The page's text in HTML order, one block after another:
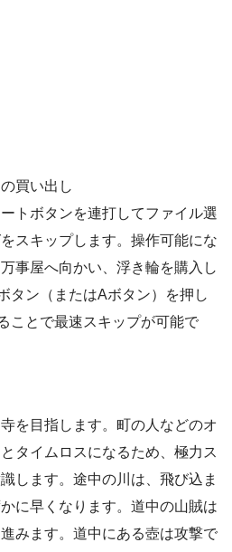
買い出し
トボタンを連打してファイル選
スキップします。操作可能にな
事屋へ向かい、浮き輪を購入し
タン（またはAボタン）を押し
ことで最速スキップが可能で
を目指します。町の人などのオ
タイムロスになるため、極力ス
します。途中の川は、飛び込ま
に早くなります。道中の山賊は
みます。道中にある壺は攻撃で